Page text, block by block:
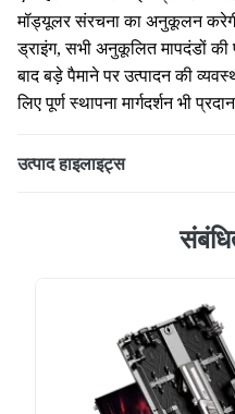
मॉड्यूलर संरचना का अनुकूलन
ड्राइंग, सभी अनुकूलित मापदंडों की
बाद बड़े पैमाने पर उत्पादन की
लिए पूर्ण स्थापना मार्गदर्शन भी
उत्पाद हाइलाइट्स
सहित असीमित विशेष आकृतियों
दृश्य प्रदान करता है।